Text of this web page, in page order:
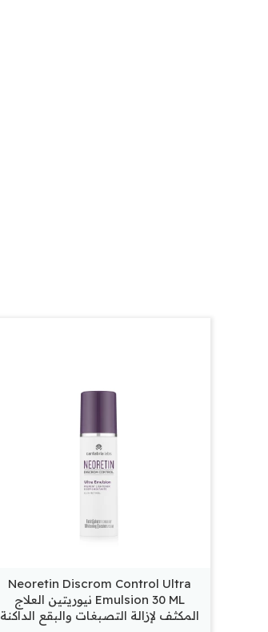
Neoretin Discrom Control Ultra
Emulsion 30 ML نيوريتين العلاج
المكثف لإزالة التصبغات والبقع الداكنة